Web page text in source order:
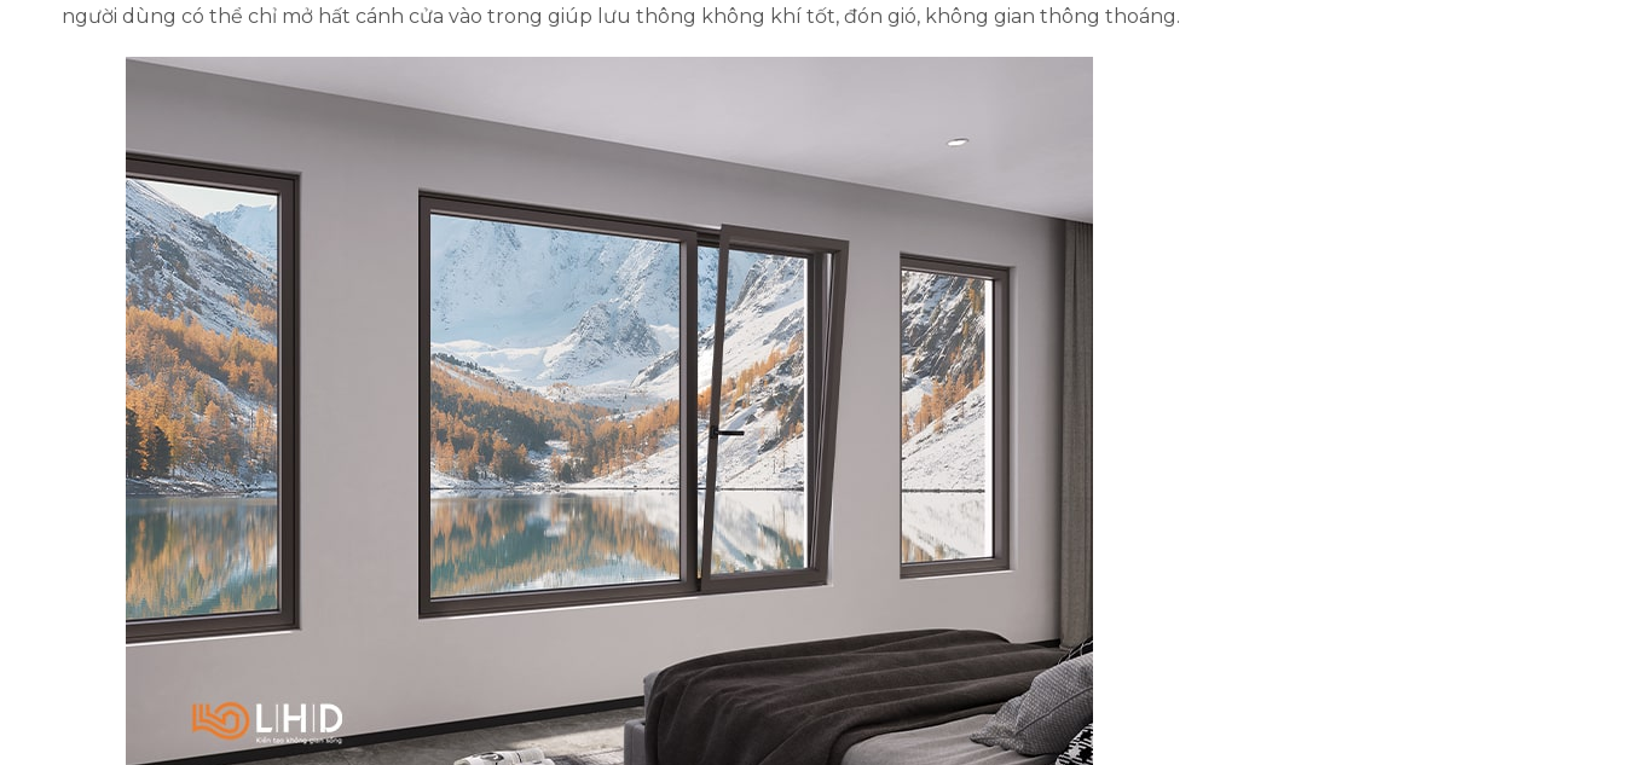
người dùng có thể chỉ mở hất cánh cửa vào trong giúp lưu thông không khí tốt, đón gió, không gian thông thoáng.